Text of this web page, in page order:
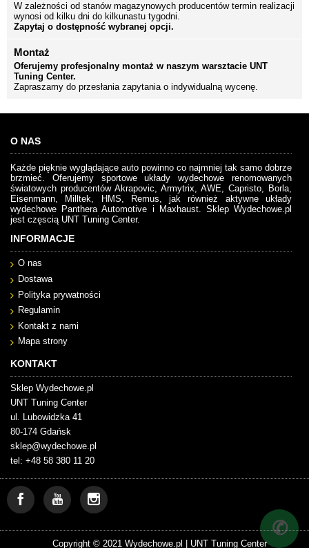
W zależności od stanów magazynowych producentów termin realizacji
wynosi od kilku dni do kilkunastu tygodni.
Zapytaj o dostępność wybranej opcji.
Montaż
Oferujemy profesjonalny montaż w naszym warsztacie UNT
Tuning Center.
Zapraszamy do przesłania zapytania o indywidualną wycenę.
✆
O NAS
Każde pięknie wyglądające auto powinno co najmniej tak samo dobrze
brzmieć. Oferujemy sportowe układy wydechowe renomowanych
światowych producentów Akrapovic, Armytrix, AWE, Capristo, Borla,
Eisenmann, Milltek, HMS, Remus, jak również aktywne układy
wydechowe Panthera Automotive i Maxhaust. Sklep Wydechowe.pl
jest częscią UNT Tuning Center.
INFORMACJE
O nas
Dostawa
Polityka prywatności
Regulamin
Kontakt z nami
Mapa strony
KONTAKT
Sklep Wydechowe.pl
UNT Tuning Center
ul. Lubowidzka 41
80-174 Gdańsk
sklep@wydechowe.pl
tel: +48 58 380 11 20
Copyright © 2021 Wydechowe.pl | UNT Tuning Center